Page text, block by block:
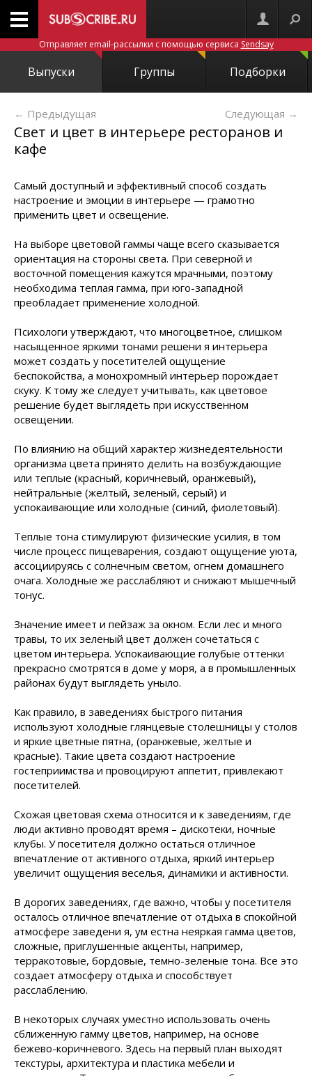
Отправляет email-рассылки с помощью сервиса Sendsay
Выпуски Группы Подборки
← Предыдущая Следующая →
Свет и цвет в интерьере ресторанов и
кафе
Самый доступный и эффективный способ создать
настроение и эмоции в интерьере — грамотно
применить цвет и освещение.
На выборе цветовой гаммы чаще всего сказывается
ориентация на стороны света. При северной и
восточной помещения кажутся мрачными, поэтому
необходима теплая гамма, при юго-западной
преобладает применение холодной.
Психологи утверждают, что многоцветное, слишком
насыщенное яркими тонами решени я интерьера
может создать у посетителей ощущение
беспокойства, а монохромный интерьер порождает
скуку. К тому же следует учитывать, как цветовое
решение будет выглядеть при искусственном
освещении.
По влиянию на общий характер жизнедеятельности
организма цвета принято делить на возбуждающие
или теплые (красный, коричневый, оранжевый),
нейтральные (желтый, зеленый, серый) и
успокаивающие или холодные (синий, фиолетовый).
Теплые тона стимулируют физические усилия, в том
числе процесс пищеварения, создают ощущение уюта,
ассоциируясь с солнечным светом, огнем домашнего
очага. Холодные же расслабляют и снижают мышечный
тонус.
Значение имеет и пейзаж за окном. Если лес и много
травы, то их зеленый цвет должен сочетаться с
цветом интерьера. Успокаивающие голубые оттенки
прекрасно смотрятся в доме у моря, а в промышленных
районах будут выглядеть уныло.
Как правило, в заведениях быстрого питания
используют холодные глянцевые столешницы у столов
и яркие цветные пятна, (оранжевые, желтые и
красные). Такие цвета создают настроение
гостеприимства и провоцируют аппетит, привлекают
посетителей.
Схожая цветовая схема относится и к заведениям, где
люди активно проводят время – дискотеки, ночные
клубы. У посетителя должно остаться отличное
впечатление от активного отдыха, яркий интерьер
увеличит ощущения веселья, динамики и активности.
В дорогих заведениях, где важно, чтобы у посетителя
осталось отличное впечатление от отдыха в спокойной
атмосфере заведени я, ум естна неяркая гамма цветов,
сложные, приглушенные акценты, например,
терракотовые, бордовые, темно-зеленые тона. Все это
создает атмосферу отдыха и способствует
расслаблению.
В некоторых случаях уместно использовать очень
сближенную гамму цветов, например, на основе
бежево-коричневого. Здесь на первый план выходят
текстуры, архитектура и пластика мебели и